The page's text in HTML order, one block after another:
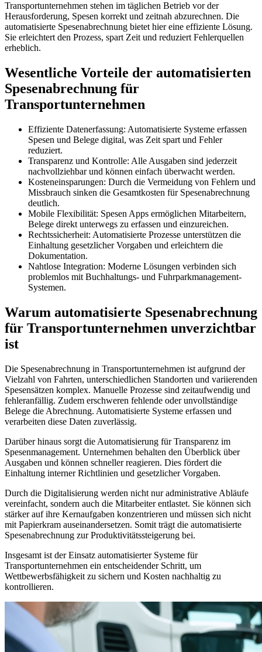
Transportunternehmen stehen im täglichen Betrieb vor der
Herausforderung, Spesen korrekt und zeitnah abzurechnen. Die
automatisierte Spesenabrechnung bietet hier eine effiziente Lösung.
Sie erleichtert den Prozess, spart Zeit und reduziert Fehlerquellen
erheblich.
Wesentliche Vorteile der automatisierten
Spesenabrechnung für
Transportunternehmen
Effiziente Datenerfassung: Automatisierte Systeme erfassen
Spesen und Belege digital, was Zeit spart und Fehler
reduziert.
Transparenz und Kontrolle: Alle Ausgaben sind jederzeit
nachvollziehbar und können einfach überwacht werden.
Kosteneinsparungen: Durch die Vermeidung von Fehlern und
Missbrauch sinken die Gesamtkosten für Spesenabrechnung
deutlich.
Mobile Flexibilität: Spesen Apps ermöglichen Mitarbeitern,
Belege direkt unterwegs zu erfassen und einzureichen.
Rechtssicherheit: Automatisierte Prozesse unterstützen die
Einhaltung gesetzlicher Vorgaben und erleichtern die
Dokumentation.
Nahtlose Integration: Moderne Lösungen verbinden sich
problemlos mit Buchhaltungs- und Fuhrparkmanagement-
Systemen.
Warum automatisierte Spesenabrechnung
für Transportunternehmen unverzichtbar
ist
Die Spesenabrechnung in Transportunternehmen ist aufgrund der
Vielzahl von Fahrten, unterschiedlichen Standorten und variierenden
Spesensätzen komplex. Manuelle Prozesse sind zeitaufwendig und
fehleranfällig. Zudem erschweren fehlende oder unvollständige
Belege die Abrechnung. Automatisierte Systeme erfassen und
verarbeiten diese Daten zuverlässig.
Darüber hinaus sorgt die Automatisierung für Transparenz im
Spesenmanagement. Unternehmen behalten den Überblick über
Ausgaben und können schneller reagieren. Dies fördert die
Einhaltung interner Richtlinien und gesetzlicher Vorgaben.
Durch die Digitalisierung werden nicht nur administrative Abläufe
vereinfacht, sondern auch die Mitarbeiter entlastet. Sie können sich
stärker auf ihre Kernaufgaben konzentrieren und müssen sich nicht
mit Papierkram auseinandersetzen. Somit trägt die automatisierte
Spesenabrechnung zur Produktivitätssteigerung bei.
Insgesamt ist der Einsatz automatisierter Systeme für
Transportunternehmen ein entscheidender Schritt, um
Wettbewerbsfähigkeit zu sichern und Kosten nachhaltig zu
kontrollieren.